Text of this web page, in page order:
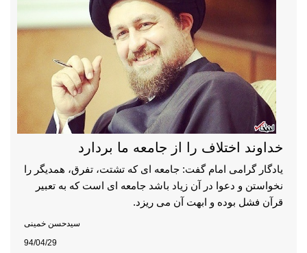
خداوند اختلاف را از جامعه ما بردارد
یادگار گرامی امام گفت: جامعه ای که تشتت، تفرق، همدیگر را
نخواستن و دعوا در آن زیاد باشد جامعه ای است که به تعبیر
قرآن فشل بوده و ابهت آن می ریزد.
سیدحسن خمینی
94/04/29